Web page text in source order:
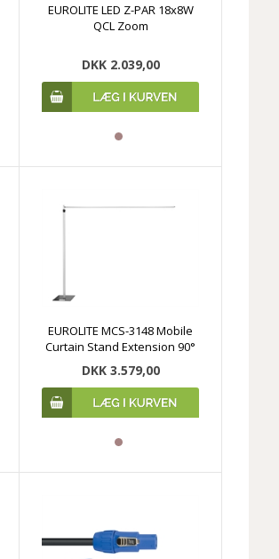
EUROLITE LED Z-PAR 18x8W
QCL Zoom
DKK 2.039,00
EUROLITE MCS-3148 Mobile
Curtain Stand Extension 90°
DKK 3.579,00